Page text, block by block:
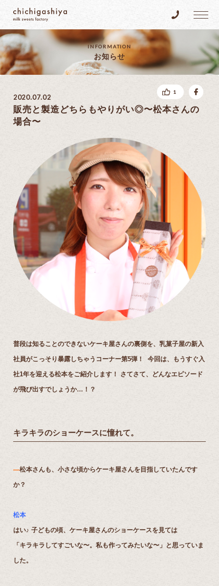
乳菓子屋 Tel.096-
INFORMATION
お知らせ
2020.07.02
販売と製造どちらもやりがい◎〜松本さんの
場合〜
普段は知ることのできないケーキ屋さんの裏側を、乳菓子屋の新入
社員がこっそり暴露しちゃうコーナー第5弾！ 今回は、もうすぐ入
社1年を迎える松本をご紹介します！ さてさて、どんなエピソード
が飛び出すでしょうか…！？
キラキラのショーケースに憧れて。
―松本さんも、小さな頃からケーキ屋さんを目指していたんです
か？
松本
はい♪ 子どもの頃、ケーキ屋さんのショーケースを見ては
「キラキラしてすごいな〜。私も作ってみたいな〜」と思っていま
した。
1